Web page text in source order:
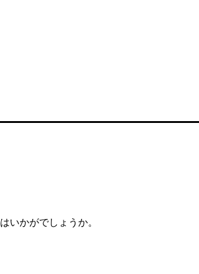
いかがでしょうか。